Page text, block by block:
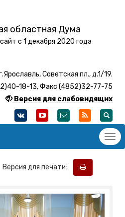
областная Дума
с 1 декабря 2020 года
Советская пл., д.1/19.
18-13, Факс (4852)32-77-75
Версия для слабовидящих
Версия для печати: